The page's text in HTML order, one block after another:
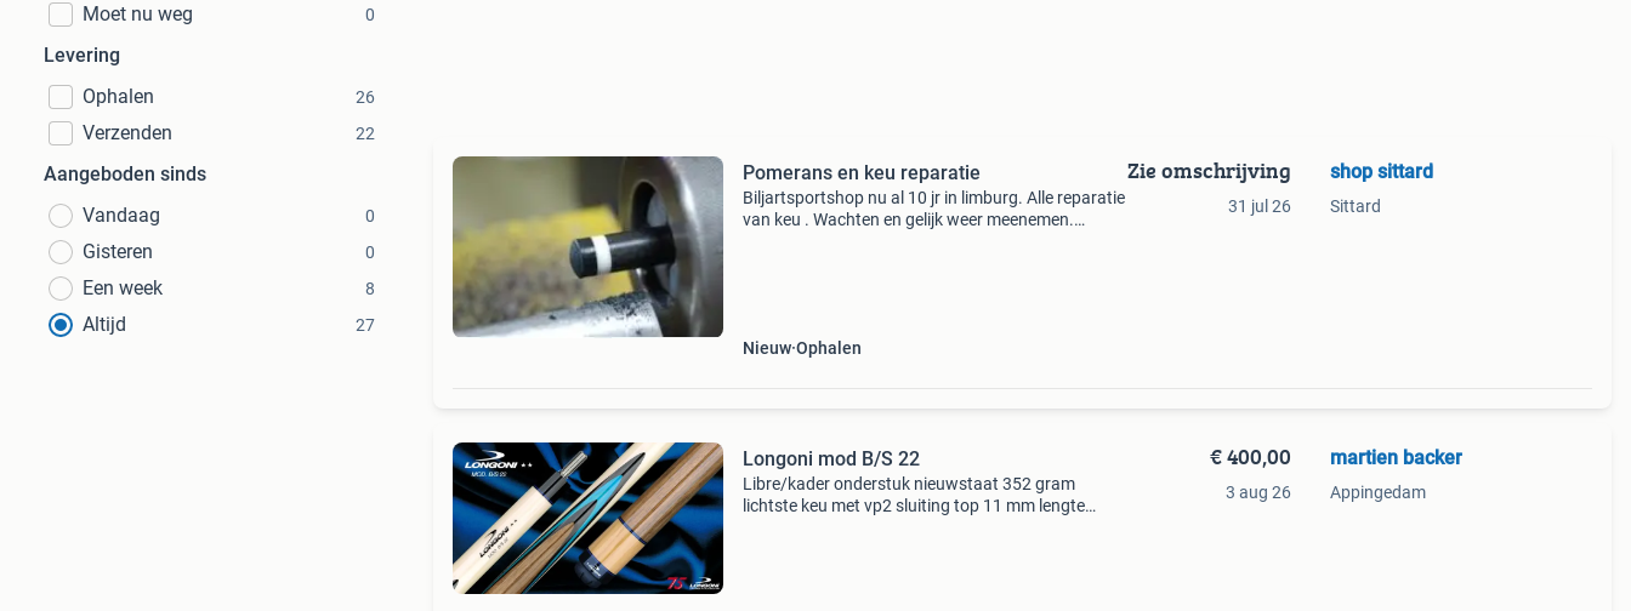
Moet nu weg
0
Levering
Ophalen
26
Verzenden 22
Aangeboden sinds
Vandaag
0
Gisteren 0
Een week 8
Altijd 27
Pomerans en keu reparatie
Biljartsportshop nu al 10 jr in limburg. Alle reparatie
van keu . Wachten en gelijk weer meenemen.
Nieuw Ophalen
Zie omschrijving
31 jul 26
shop sittard
Sittard
Longoni mod B/S 22
Libre/kader onderstuk nieuwstaat 352 gram
lichtste keu met vp2 sluiting top 11 mm lengte
€ 400,00
3 aug 26
martien backer
Appingedam